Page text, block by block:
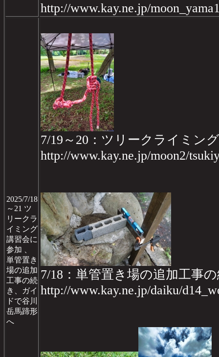
http://www.kay.ne.jp/
2025/7/18
～21 ツ
リークラ
イミング
講習会に
参加 、
単管置き
場の追加
工事の続
き、ガイ
ドで谷川
岳馬蹄形
へ
7/19～20：ツリークライミン
http://www.kay.ne.jp/moon2/
7/18：単管置き場の追加工事
http://www.kay.ne.jp/daiku/